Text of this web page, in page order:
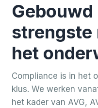
Gebouwd
strengste
het
Compliance is in het
klus. We werken
het kader van AVG,